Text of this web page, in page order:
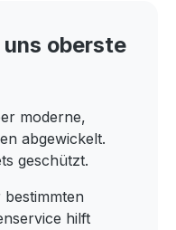
oberste
moderne,
abgewickelt.
geschützt.
hilft